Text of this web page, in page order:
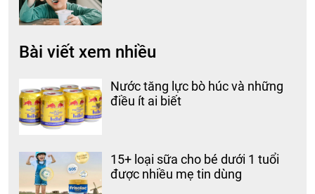
Bài viết xem nhiều
Nước tăng lực bò húc và những
điều ít ai biết
15+ loại sữa cho bé dưới 1 tuổi
được nhiều mẹ tin dùng